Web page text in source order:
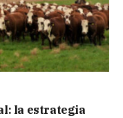
la estrategia